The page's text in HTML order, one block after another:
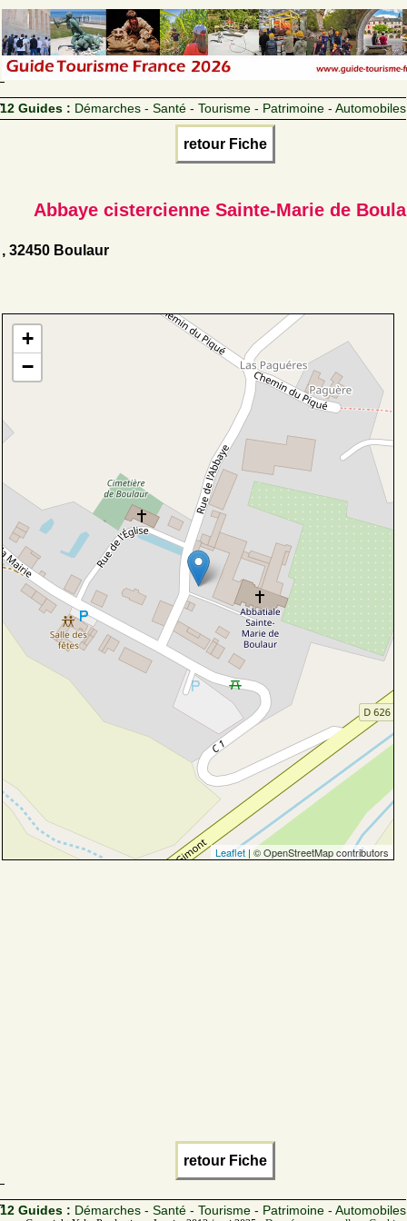
12 Guides : Démarches - Santé - Tourisme - Patrimoine - Automobiles
retour Fiche
Abbaye cistercienne Sainte-Marie de
, 32450 Boulaur
+
−
Leaflet | © OpenStreetMap contributors
retour Fiche
12 Guides : Démarches - Santé - Tourisme - Patrimoine - Automobiles